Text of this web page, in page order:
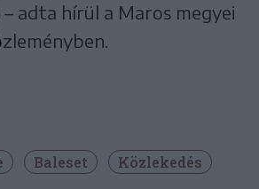
adta hírül a Maros megyei
Baleset
Közlekedés